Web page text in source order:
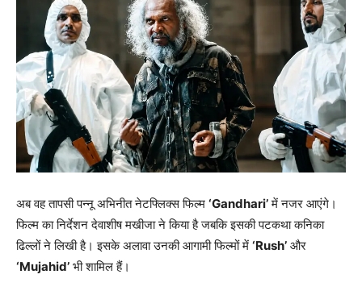
अब वह तापसी पन्नू अभिनीत नेटफ्लिक्स फिल्म ‘Gandhari’में नजर आएंगे।
फिल्म का निर्देशन देवाशीष मखीजा ने किया है जबकि इसकी पटकथा कनिका
ढिल्लों ने लिखी है। इसके अलावा उनकी आगामी फिल्मों में ‘Rush’ और
‘Mujahid’ भी शामिल हैं।